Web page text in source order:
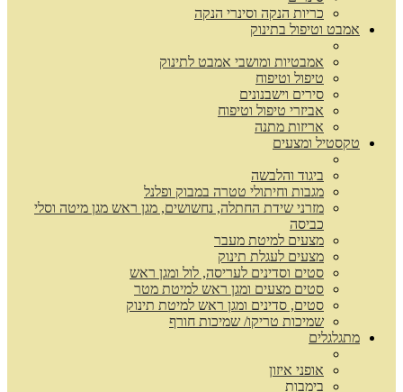
כריות הנקה וסינרי הנקה
אמבט וטיפול בתינוק
אמבטיות ומושבי אמבט לתינוק
טיפול וטיפוח
סירים וישבנונים
אביזרי טיפול וטיפוח
אריזות מתנה
טקסטיל ומצעים
ביגוד והלבשה
מגבות וחיתולי טטרה במבוק ופלנל
מזרני שידת החתלה, נחשושים, מגן ראש מגן מיטה וסלי
כביסה
מצעים למיטת מעבר
מצעים לעגלת תינוק
סטים וסדינים לעריסה, לול ומגן ראש
סטים מצעים ומגן ראש למיטת מטר
סטים, סדינים ומגן ראש למיטת תינוק
שמיכות טריקו/ שמיכות חורף
מתגלגלים
אופני איזון
בימבות